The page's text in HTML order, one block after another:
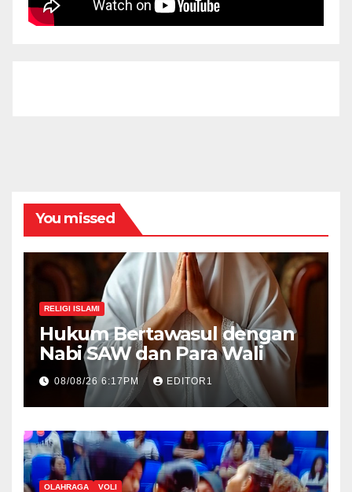
You missed
RELIGI ISLAMI
Hukum Bertawasul dengan
Nabi SAW dan Para Wali
08/08/26 6:17PM EDITOR1
OLAHRAGA VOLI